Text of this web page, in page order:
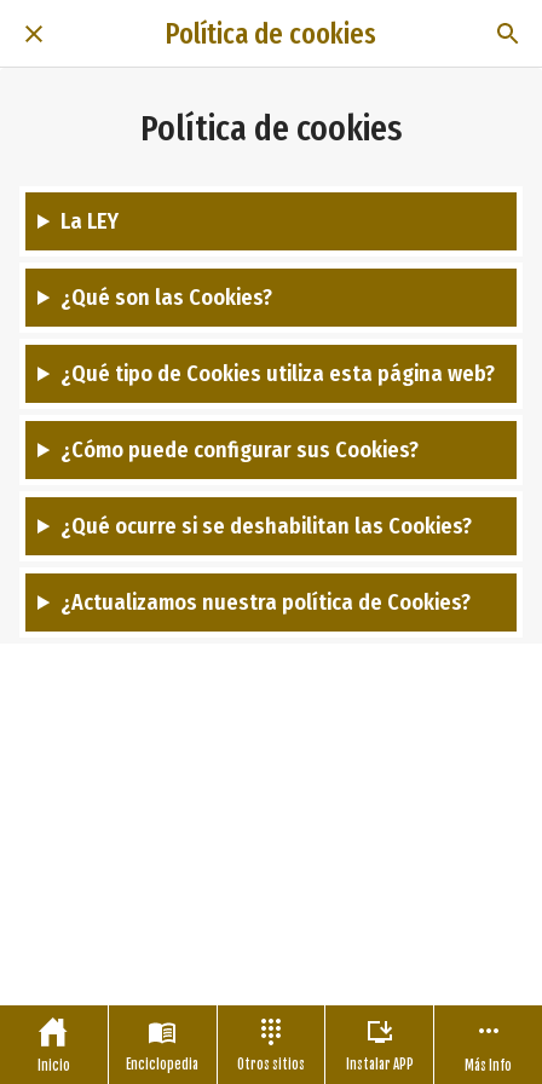
Política de cookies
Política de cookies
La LEY
¿Qué son las Cookies?
¿Qué tipo de Cookies utiliza esta página web?
¿Cómo puede configurar sus Cookies?
¿Qué ocurre si se deshabilitan las Cookies?
¿Actualizamos nuestra política de Cookies?
Inicio Enciclopedia Otros sitios Instalar APP Más Info